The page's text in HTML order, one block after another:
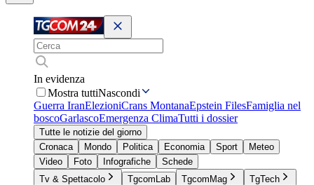
In evidenza
Mostra tuttiNascondi
Guerra IranElezioniCrans MontanaEpstein FilesFamiglia nel
boscoGarlascoEmergenza ClimaTutti i dossier
Tutte le notizie del giorno
Cronaca
Mondo Politica Economia Sport
Meteo
Video
Foto Infografiche
Schede
Tv & Spettacolo
TgcomLab TgcomMag
TgTech